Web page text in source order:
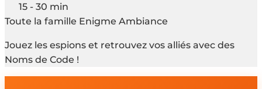
15 - 30 min
Toute la famille Enigme Ambiance
Jouez les espions et retrouvez vos alliés avec des
Noms de Code !